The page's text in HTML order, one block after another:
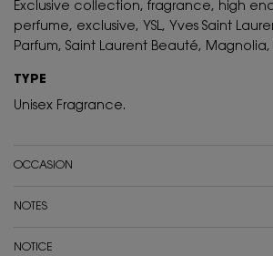
Exclusive collection, fragrance, high
perfume, exclusive, YSL, Yves Saint
Parfum, Saint Laurent Beauté, Magnolia,
TYPE
Unisex Fragrance.
OCCASION
NOTES
NOTICE